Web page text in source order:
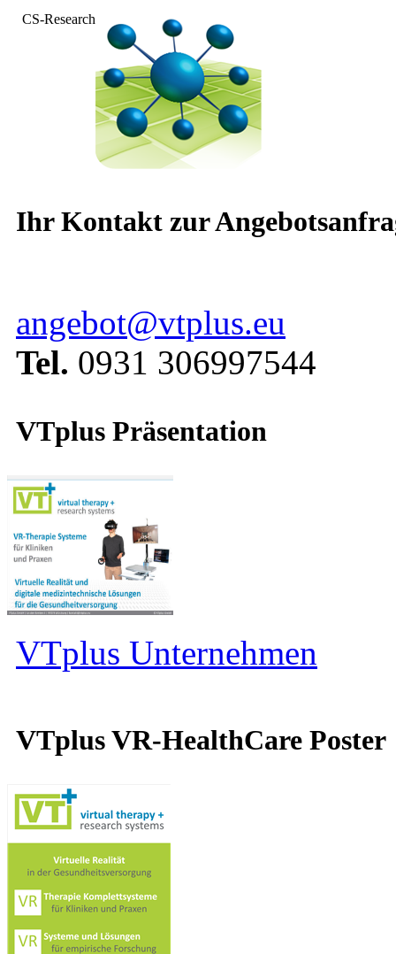
CS-Research
Ihr Kontakt zur
angebot@vtplus.eu
Tel. 0931 306997544
VTplus Präsentation
VTplus Unternehmen
VTplus VR-HealthCare Poster